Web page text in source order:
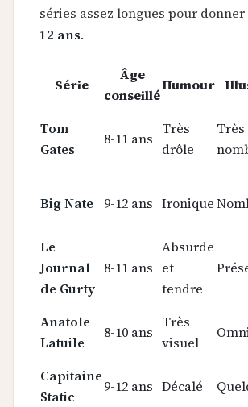
séries assez longues pour
12 ans.
Série
Âge
conseillé
Humour
Tom
Gates
8-11 ans
Très
drôle
Très
Big Nate 9-12 ans Ironique
Le
Journal
de Gurty
8-11 ans
Absurde
et
tendre
Anatole
Latuile
8-10 ans
Très
visuel
Capitaine
Static
9-12 ans Décalé